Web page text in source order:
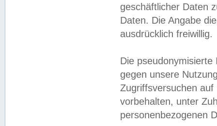
geschäftlicher Daten
Daten. Die Angabe
ausdrücklich freiwillig.
Die
gegen unsere
Zugriffsversuchen
vorbehalten, unter
personenbezogenen